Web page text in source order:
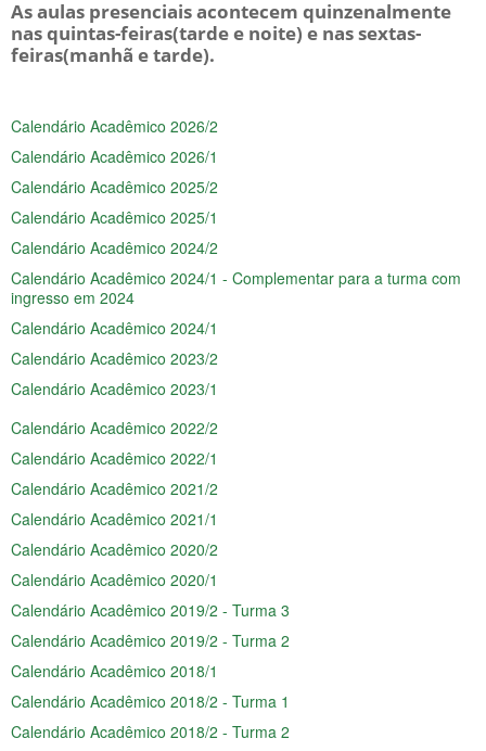
As aulas presenciais acontecem quinzenalmente
nas quintas-feiras(tarde e noite) e nas sextas-
feiras(manhã e tarde).
Calendário Acadêmico 2026/2
Calendário Acadêmico 2026/1
Calendário Acadêmico 2025/2
Calendário Acadêmico 2025/1
Calendário Acadêmico 2024/2
Calendário Acadêmico 2024/1 - Complementar para a turma com
ingresso em 2024
Calendário Acadêmico 2024/1
Calendário Acadêmico 2023/2
Calendário Acadêmico 2023/1
Calendário Acadêmico 2022/2
Calendário Acadêmico 2022/1
Calendário Acadêmico 2021/2
Calendário Acadêmico 2021/1
Calendário Acadêmico 2020/2
Calendário Acadêmico 2020/1
Calendário Acadêmico 2019/2 - Turma 3
Calendário Acadêmico 2019/2 - Turma 2
Calendário Acadêmico 2018/1
Calendário Acadêmico 2018/2 - Turma 1
Calendário Acadêmico 2018/2 - Turma 2